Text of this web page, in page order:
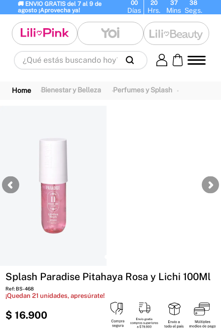
🚚 ENVIO GRATIS del 7 al 9 de
agosto ¡Aprovecha ya!
00
Días
20
Hrs.
37
Mins
38
Segs.
¿Qué estás buscando hoy?
Bienestar y Belleza Perfumes y Splash
Splash Paradise Pitahaya Rosa y Lichi 100Ml
Ref: BS-468
¡Quedan21 unidades, apresúrate!
$ 16.900
panty 2 brasier vestidos baño
maletas